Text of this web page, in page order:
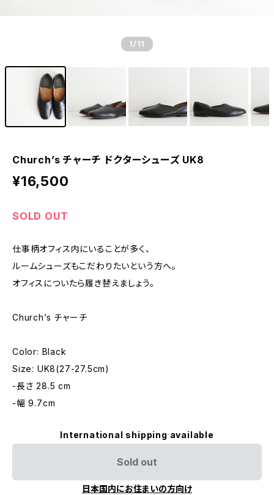
1 /11
Church’s チャーチ ドクターシューズ UK8
¥16,500
SOLD OUT
仕事柄オフィス内にいることが多く、
ルームシューズもこだわりたいという方へ。
オフィスについたら履き替えましょう。
Church’s チャーチ
Color: Black
Size: UK8(27-27.5cm)
-長さ 28.5 cm
-幅 9.7cm
International shipping available
Sold out
日本国内にお住まいの方向け